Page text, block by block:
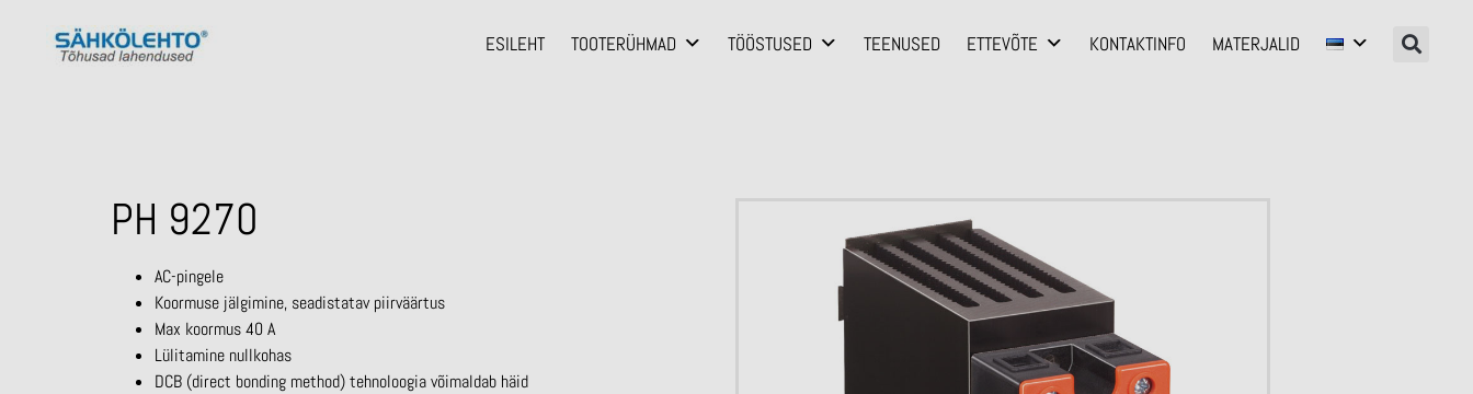
ESILEHT TOOTERÜHMAD TÖÖSTUSED TEENUSED ETTEVÕTE KONTAKTINFO MATERJALID
PH 9270
AC-pingele
Koormuse jälgimine, seadistatav piirväärtus
Max koormus 40 A
Lülitamine nullkohas
DCB (direct bonding method) tehnoloogia võimaldab häid